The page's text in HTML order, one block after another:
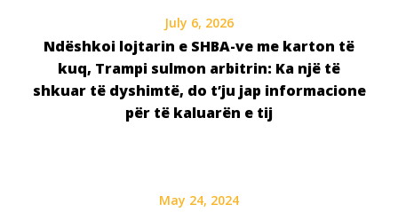
July 6, 2026
Ndëshkoi lojtarin e SHBA-ve me karton të
kuq, Trampi sulmon arbitrin: Ka një të
shkuar të dyshimtë, do t’ju jap informacione
për të kaluarën e tij
May 24, 2024